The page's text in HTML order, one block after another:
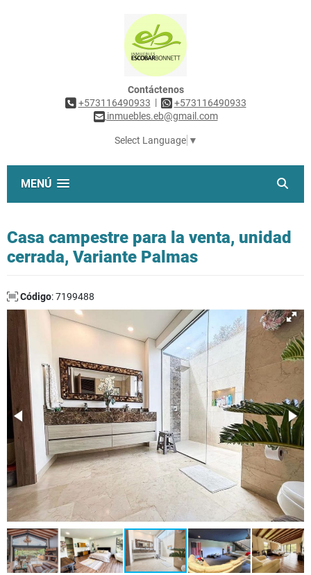
Contáctenos
+573116490933 |
+573116490933
inmuebles.eb@gmail.com
Select Language ▼
MENÚ
Casa campestre para la venta, unidad
cerrada, Variante Palmas
Código: 7199488